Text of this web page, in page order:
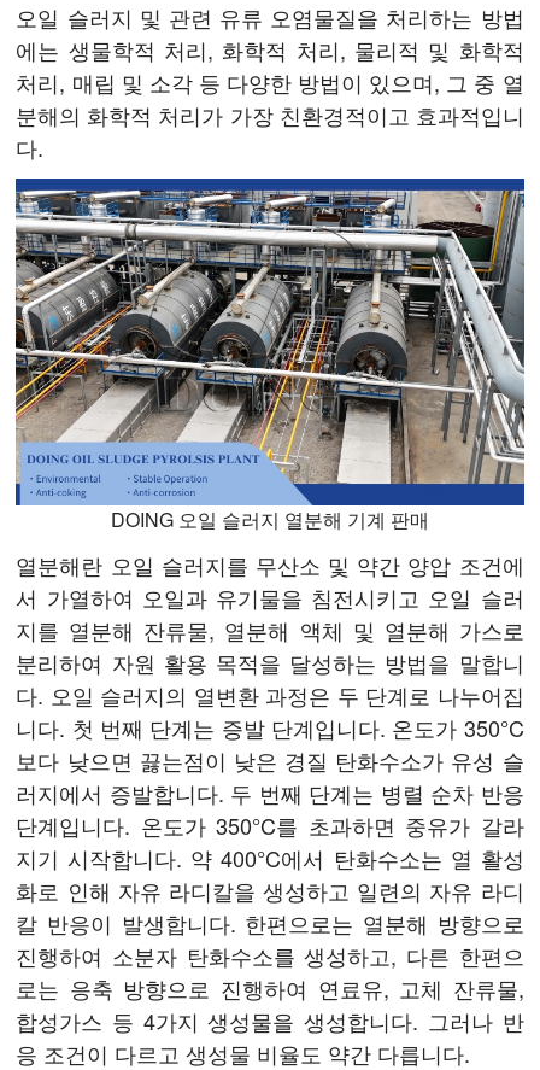
오일 슬러지 및 관련 유류 오염물질을 처리하는 방법
에는 생물학적 처리, 화학적 처리, 물리적 및 화학적
처리, 매립 및 소각 등 다양한 방법이 있으며, 그 중 열
분해의 화학적 처리가 가장 친환경적이고 효과적입니
다.
DOING 오일 슬러지 열분해 기계 판매
열분해란 오일 슬러지를 무산소 및 약간 양압 조건에
서 가열하여 오일과 유기물을 침전시키고 오일 슬러
지를 열분해 잔류물, 열분해 액체 및 열분해 가스로
분리하여 자원 활용 목적을 달성하는 방법을 말합니
다. 오일 슬러지의 열변환 과정은 두 단계로 나누어집
니다. 첫 번째 단계는 증발 단계입니다. 온도가 350°C
보다 낮으면 끓는점이 낮은 경질 탄화수소가 유성 슬
러지에서 증발합니다. 두 번째 단계는 병렬 순차 반응
단계입니다. 온도가 350°C를 초과하면 중유가 갈라
지기 시작합니다. 약 400°C에서 탄화수소는 열 활성
화로 인해 자유 라디칼을 생성하고 일련의 자유 라디
칼 반응이 발생합니다. 한편으로는 열분해 방향으로
진행하여 소분자 탄화수소를 생성하고, 다른 한편으
로는 응축 방향으로 진행하여 연료유, 고체 잔류물,
합성가스 등 4가지 생성물을 생성합니다. 그러나 반
응 조건이 다르고 생성물 비율도 약간 다릅니다.